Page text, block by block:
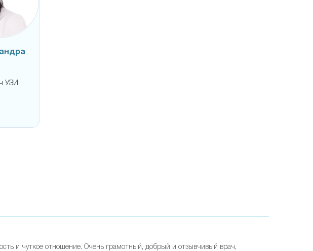
УЗИ
и чуткое отношение. Очень грамотный, добрый и отзывчивый врач,